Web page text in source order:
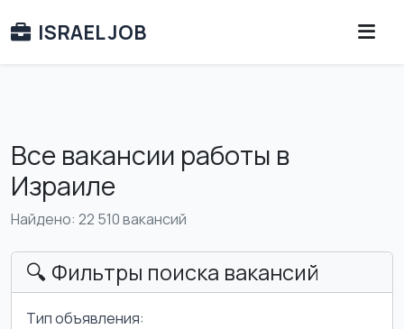
ISRAEL JOB
Все вакансии работы в
Израиле
Найдено: 22 510 вакансий
🔍 Фильтры поиска вакансий
Тип объявления: